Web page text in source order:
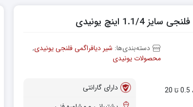
4 اینچ یونیدی
دسته‌بندی‌ها: شیر دیافراگمی فلنجی یونیدی,
محصولات یونیدی
محدوده فشار کاری: 0.5 تا 10 بار (آب)، 0.5 تا 20
دارای گارانتی